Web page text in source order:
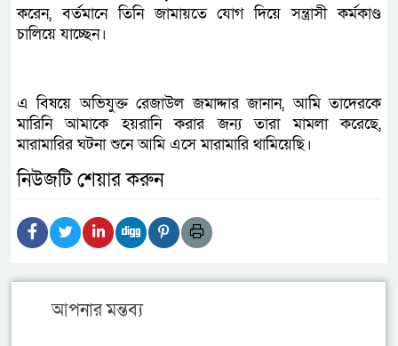
করেন, বর্তমানে তিনি জামায়তে যোগ দিয়ে সন্ত্রাসী কর্মকাণ্ড
চালিয়ে যাচ্ছেন।
এ বিষয়ে অভিযুক্ত রেজাউল জমাদ্দার জানান, আমি তাদেরকে
মারিনি আমাকে হয়রানি করার জন্য তারা মামলা করেছে,
মারামারির ঘটনা শুনে আমি এসে মারামারি থামিয়েছি।
নিউজটি শেয়ার করুন
আপনার মন্তব্য